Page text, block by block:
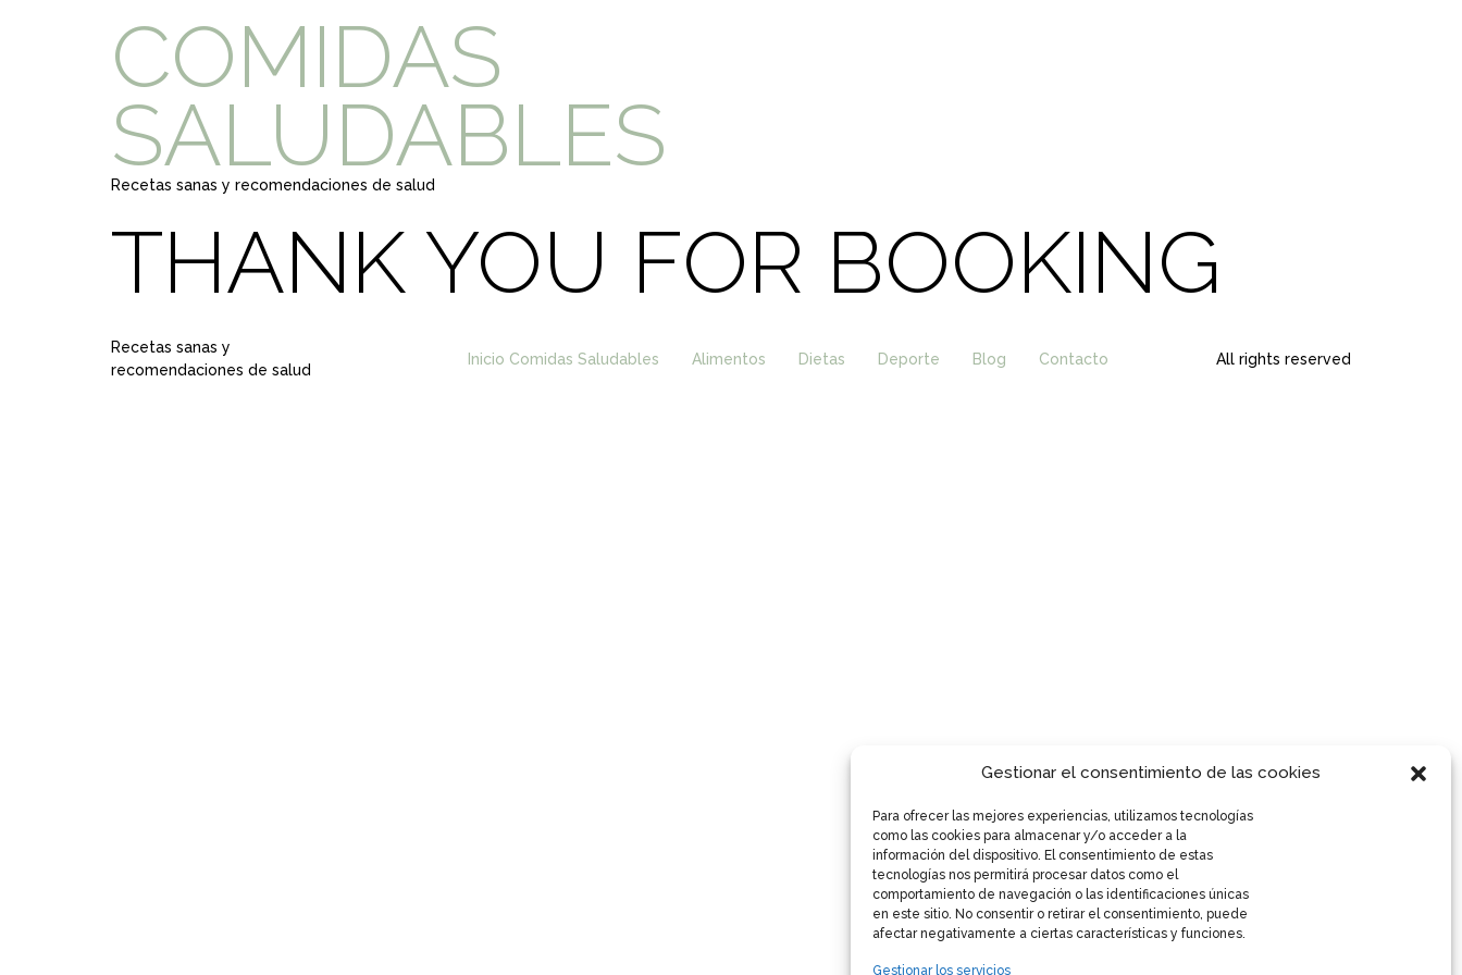
Gestionar el consentimiento de las cookies
Para ofrecer las mejores experiencias, utilizamos tecnologías
como las cookies para almacenar y/o acceder a la
información del dispositivo. El consentimiento de estas
tecnologías nos permitirá procesar datos como el
comportamiento de navegación o las identificaciones únicas
en este sitio. No consentir o retirar el consentimiento, puede
afectar negativamente a ciertas características y funciones.
Gestionar los servicios
COMIDAS
SALUDABLES
Recetas sanas y recomendaciones de salud
THANK YOU FOR BOOKING
Recetas sanas y
recomendaciones de salud
Inicio Comidas Saludables Alimentos Dietas Deporte Blog Contacto All rights reserved